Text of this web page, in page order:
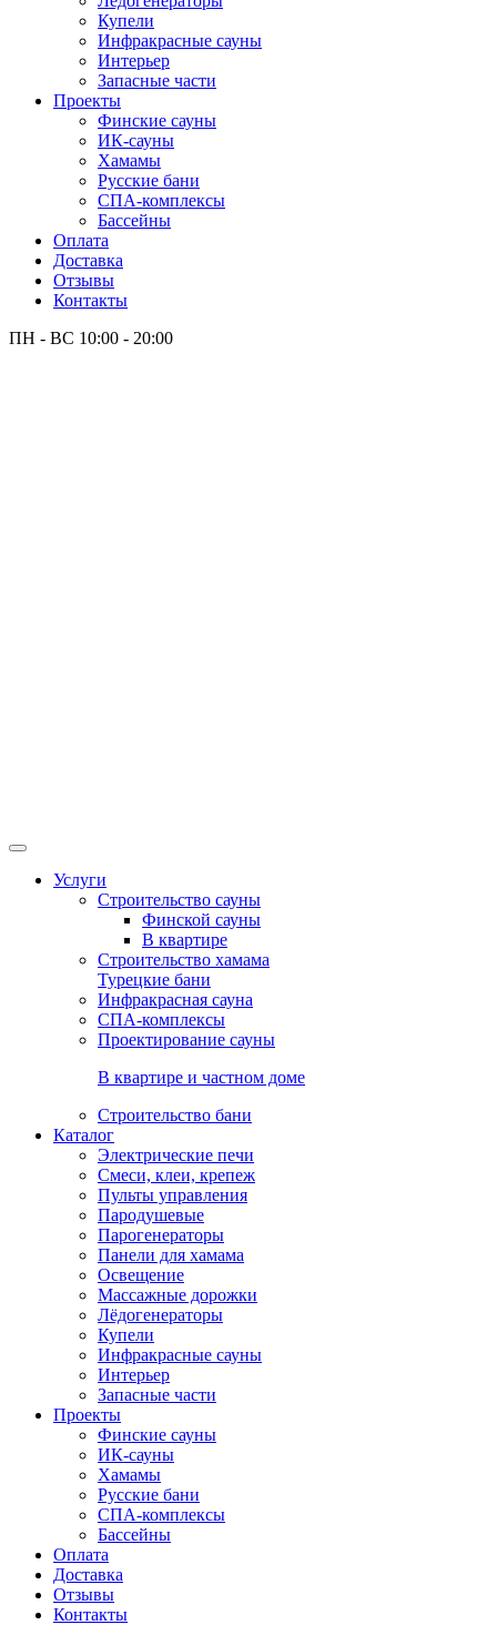
Купели
Инфракрасные сауны
Интерьер
Запасные части
Проекты
Финские сауны
ИК-сауны
Хамамы
Русские бани
СПА-комплексы
Бассейны
Оплата
Доставка
Отзывы
Контакты
ПН - ВС 10:00 - 20:00
Услуги
Строительство сауны
Финской сауны
В квартире
Строительство хамама
Турецкие бани
Инфракрасная сауна
СПА-комплексы
Проектирование сауны
В квартире и частном доме
Строительство бани
Каталог
Электрические печи
Смеси, клеи, крепеж
Пульты управления
Пародушевые
Парогенераторы
Панели для хамама
Освещение
Массажные дорожки
Лёдогенераторы
Купели
Инфракрасные сауны
Интерьер
Запасные части
Проекты
Финские сауны
ИК-сауны
Хамамы
Русские бани
СПА-комплексы
Бассейны
Оплата
Доставка
Отзывы
Контакты